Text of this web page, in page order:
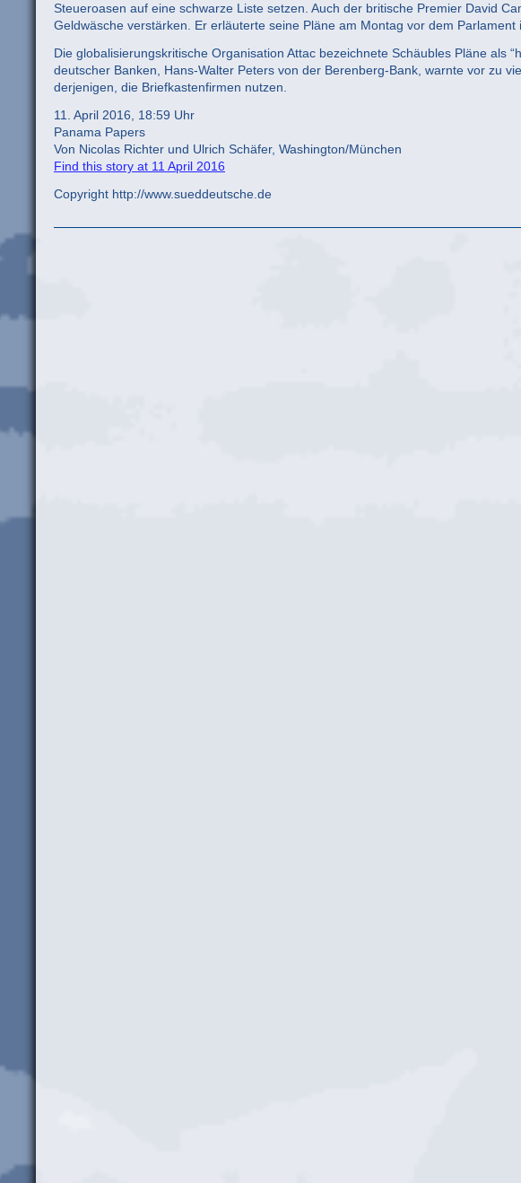
Steueroasen auf eine schwarze Liste setzen. Auch der britische Premier David
Geldwäsche verstärken. Er erläuterte seine Pläne am Montag vor dem Parlament
Die globalisierungskritische Organisation Attac bezeichnete Schäubles Pläne als
deutscher Banken, Hans-Walter Peters von der Berenberg-Bank, warnte vor zu
derjenigen, die Briefkastenfirmen nutzen.
11. April 2016, 18:59 Uhr
Panama Papers
Von Nicolas Richter und Ulrich Schäfer, Washington/München
Find this story at 11 April 2016
Copyright http://www.sueddeutsche.de